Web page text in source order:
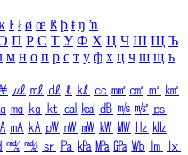
ŀ ł ø œ ß þ ŧ ŋ ŉ
П Р С Т У Ф Х Ц Ч Ш Щ Ъ
м н о п р с т у ф х ц ч ш щ ъ
㎕ ㎖ ㎗ ℓ ㎘ ㏄ ㎣ ㎤ ㎥ ㎦
㎎ ㎏ ㏏ ㎈ ㎉ ㏈ ㎧ ㎨ ㎰
㎃ ㎄ ㎺ ㎻ ㎽ ㎾ ㎿ ㎐ ㎑
㎮ ㎯ ㏛ ㎩ ㎪ ㎫ ㎬ ㏝ ㏐
㏓